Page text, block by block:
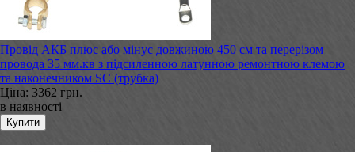
Провід АКБ плюс або мінус довжиною 450 см та перерізом
провода 35 мм.кв з підсиленною латунною ремонтною клемою
та наконечником SC (трубка)
Ціна: 3362 грн.
в наявності